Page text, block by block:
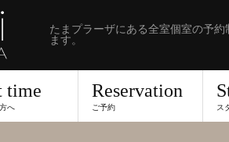
たまプラーザにある全室個室の予
ます。
time
へ
Reservation
ご予約 ス